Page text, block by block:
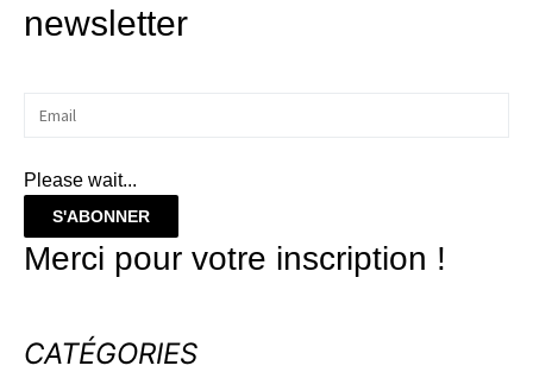
newsletter
Please wait...
S'ABONNER
Merci pour votre inscription !
CATÉGORIES